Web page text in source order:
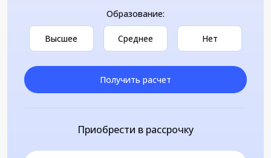
Образование:
Высшее Среднее Нет
Получить расчет
Приобрести в рассрочку